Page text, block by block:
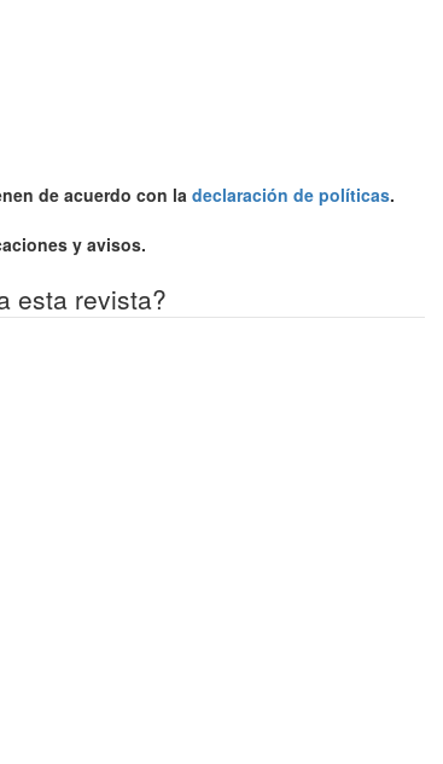
de acuerdo con la declaración de políticas.
y avisos.
esta revista?